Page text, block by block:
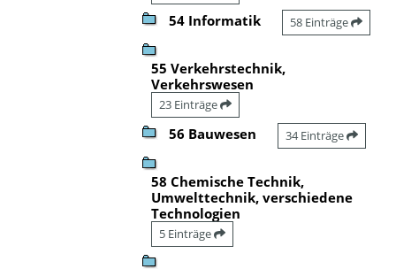
54 Informatik 58 Einträge
55 Verkehrstechnik,
Verkehrswesen
23 Einträge
56 Bauwesen 34 Einträge
58 Chemische Technik,
Umwelttechnik, verschiedene
Technologien
5 Einträge